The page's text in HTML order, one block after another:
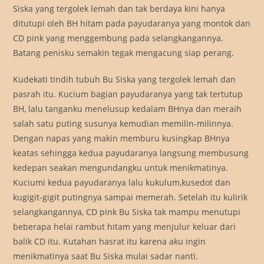
Siska yang tergolek lemah dan tak berdaya kini hanya
ditutupi oleh BH hitam pada payudaranya yang montok dan
CD pink yang menggembung pada selangkangannya.
Batang penisku semakin tegak mengacung siap perang.
Kudekati tindih tubuh Bu Siska yang tergolek lemah dan
pasrah itu. Kucium bagian payudaranya yang tak tertutup
BH, lalu tanganku menelusup kedalam BHnya dan meraih
salah satu puting susunya kemudian memilin-milinnya.
Dengan napas yang makin memburu kusingkap BHnya
keatas sehingga kedua payudaranya langsung membusung
kedepan seakan mengundangku untuk menikmatinya.
Kuciumi kedua payudaranya lalu kukulum,kusedot dan
kugigit-gigit putingnya sampai memerah. Setelah itu kulirik
selangkangannya, CD pink Bu Siska tak mampu menutupi
beberapa helai rambut hitam yang menjulur keluar dari
balik CD itu. Kutahan hasrat itu karena aku ingin
menikmatinya saat Bu Siska mulai sadar nanti.